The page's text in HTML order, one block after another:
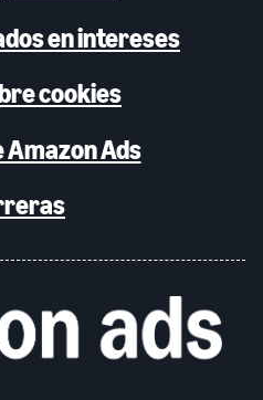
en intereses
cookies
Amazon Ads